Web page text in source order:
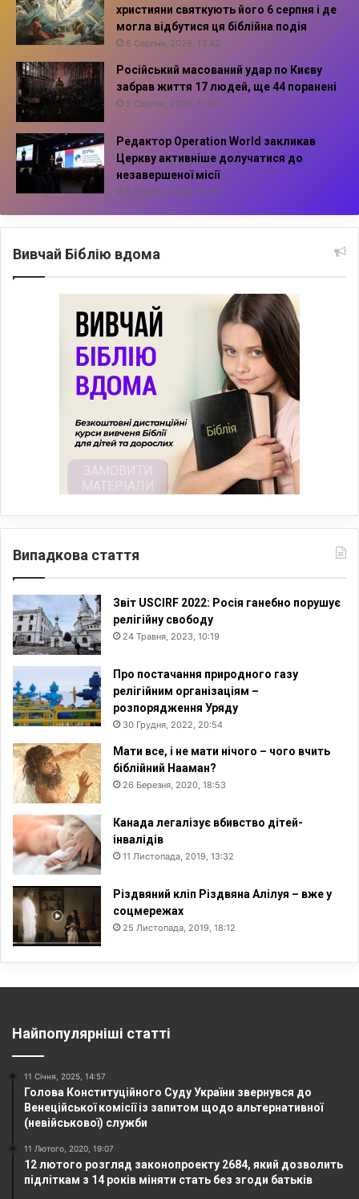
християни святкують його 6 серпня і де
могла відбутися ця біблійна подія
6 Серпня, 2026, 13:42
Російський масований удар по Києву
забрав життя 17 людей, ще 44 поранені
5 Серпня, 2026, 11:16
Редактор Operation World закликав
Церкву активніше долучатися до
незавершеної місії
5 Серпня, 2026, 10:14
Вивчай Біблію вдома
Випадкова стаття
Звіт USCIRF 2022: Росія ганебно порушує
релігійну свободу
24 Травня, 2023, 10:19
Про постачання природного газу
релігійним організаціям –
розпорядження Уряду
30 Грудня, 2022, 20:54
Мати все, і не мати нічого – чого вчить
біблійний Нааман?
26 Березня, 2020, 18:53
Канада легалізує вбивство дітей-
інвалідів
11 Листопада, 2019, 13:32
Різдвяний кліп Різдвяна Алілуя – вже у
соцмережах
25 Листопада, 2019, 18:12
Найпопулярніші статті
11 Січня, 2025, 14:57
Голова Конституційного Суду України звернувся до
Венеційської комісії із запитом щодо альтернативної
(невійськової) служби
11 Лютого, 2020, 19:07
12 лютого розгляд законопроекту 2684, який дозволить
підліткам з 14 років міняти стать без згоди батьків